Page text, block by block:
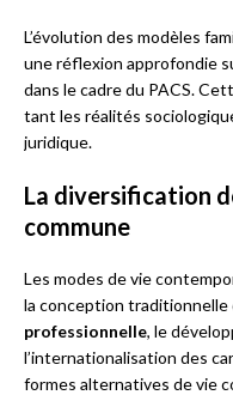
L’évolution des modèles
une réflexion approfondie
dans le cadre du PACS.
tant les réalités
juridique.
La diversification
commune
Les modes de vie
la conception traditionnelle
professionnelle, le
l’internationalisation des
formes alternatives de vie